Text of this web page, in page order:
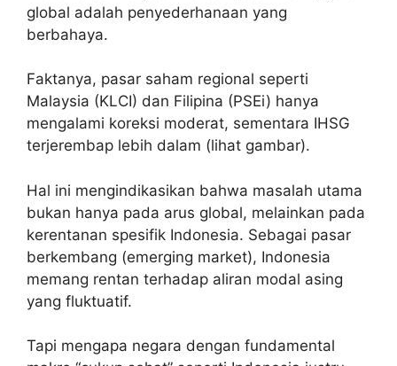
global adalah penyederhanaan yang
berbahaya.
Faktanya, pasar saham regional seperti
Malaysia (KLCI) dan Filipina (PSEi) hanya
mengalami koreksi moderat, sementara IHSG
terjerembap lebih dalam (lihat gambar).
Hal ini mengindikasikan bahwa masalah utama
bukan hanya pada arus global, melainkan pada
kerentanan spesifik Indonesia. Sebagai pasar
berkembang (emerging market), Indonesia
memang rentan terhadap aliran modal asing
yang fluktuatif.
Tapi mengapa negara dengan fundamental